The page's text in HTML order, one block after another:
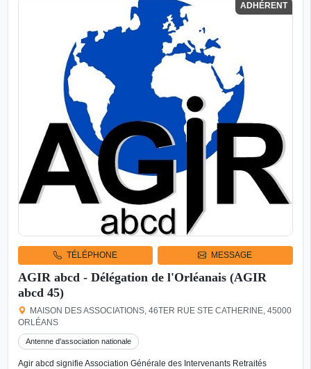
ADHÉRENT
TÉLÉPHONE MESSAGE
AGIR abcd - Délégation de l'Orléanais (AGIR
abcd 45)
MAISON DES ASSOCIATIONS, 46TER RUE STE CATHERINE, 45000
ORLÉANS
Antenne d'association nationale
Agir abcd signifie Association Générale des Intervenants Retraités